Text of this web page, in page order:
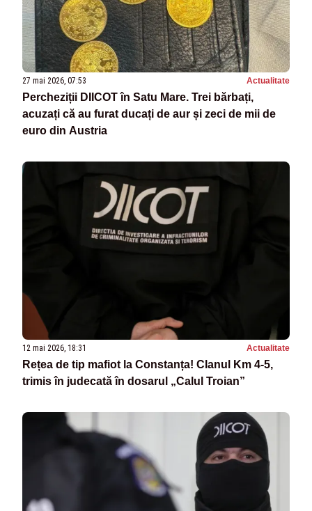
27 mai 2026, 07:53 Actualitate
Percheziții DIICOT în Satu Mare. Trei bărbați,
acuzați că au furat ducați de aur și zeci de mii de
euro din Austria
12 mai 2026, 18:31 Actualitate
Rețea de tip mafiot la Constanța! Clanul Km 4-5,
trimis în judecată în dosarul „Calul Troian”